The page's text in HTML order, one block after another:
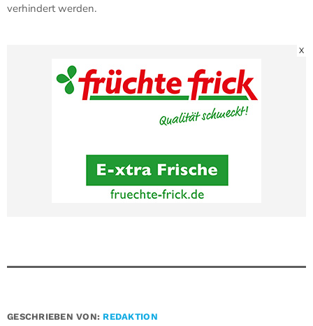
verhindert werden.
X
GESCHRIEBEN VON: REDAKTION